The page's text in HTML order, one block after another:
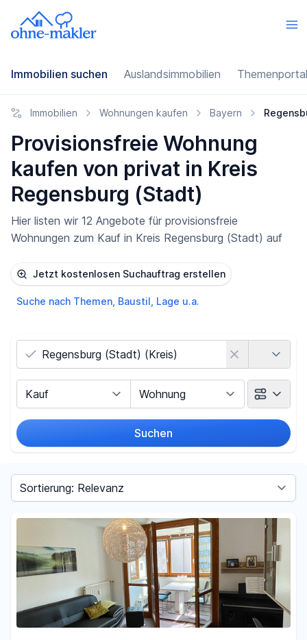
Immobilien suchen Auslandsimmobilien
Immobilien Wohnungen kaufen Bayern
Provisionsfreie Wohnung
kaufen von privat in Kreis
Regensburg (Stadt)
Hier listen wir 12 Angebote für provisionsfreie
Wohnungen zum Kauf in Kreis Regensburg (Stadt) auf
Jetzt kostenlosen Suchauftrag erstellen
Suche nach Themen, Baustil, Lage u.a.
Suchen
- €
Filter für Preis zurücksetzen
Sortieren nach